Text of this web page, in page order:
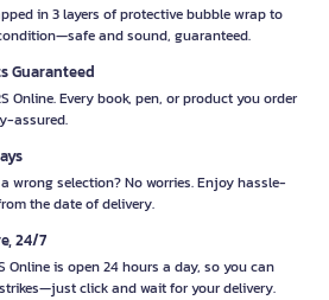
in 3 layers of protective bubble wrap to
and sound, guaranteed.
Guaranteed
Online. Every book, pen, or product you order
assured.
wrong selection? No worries. Enjoy hassle-
the date of delivery.
24/7
Online is open 24 hours a day, so you can
click and wait for your delivery.